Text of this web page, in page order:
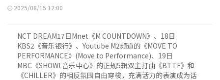
2025/08/15 12:00
NCT DREAM17日Mnet《M COUNTDOWN》、18日
KBS2《音乐银行》、Youtube M2频道的《MOVE TO
PERFORMANCE》(Move to Performance)、19日
MBC《SHOW! 音乐中心》的正规5辑双主打曲《BTTF》和
《CHILLER》的相反氛围自由穿梭，充满活力的表演成为话